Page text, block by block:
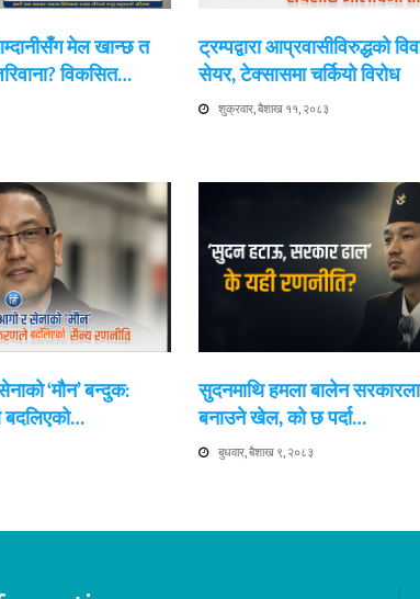
मेल खान्छ त
विकसित…
ट्रम्पद्वारा आप्रवासीविरुद्धको
सेयर, टेक्सासमा चर्कियो विरोध
शुक्रवार, बैशाख ११, २०८३
‘मौन’ बन्दुक:
सुदनमाथि हमला बालेन
बनाउने खेल, को छ पर्दा…
बुधवार, बैशाख ९, २०८३